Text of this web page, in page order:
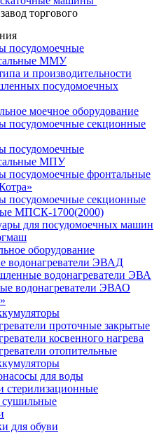
торгового
посудомоечные
ММУ
и производительности
посудомоечных
моечное оборудование
секционные
посудомоечные
МПУ
фронтальные
секционные
МПСК-1700(2000)
для посудомоечных машин
оборудование
водонагреватели ЭВАД
водонагреватели ЭВА
водонагреватели ЭВАО
проточные закрытые
косвенного нагрева
отопительные
для воды
стерилизационные
для обуви